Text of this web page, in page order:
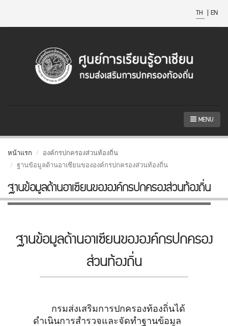
TH | EN
MENU
หน้าแรก
องค์กรปกครองส่วนท้องถิ่น
ฐานข้อมูลด้านอาเซียนขององค์กรปกครองส่วนท้องถิ่น
ฐานข้อมูลด้านอาเซียนขององค์กรปกครองส่วนท้องถิ่น
ฐานข้อมูลด้านอาเซียนขององค์กรปกครอง
ส่วนท้องถิ่น
กรมส่งเสริมการปกครองท้องถิ่นได้
ดำเนินการสำรวจและจัดทำฐานข้อมูล